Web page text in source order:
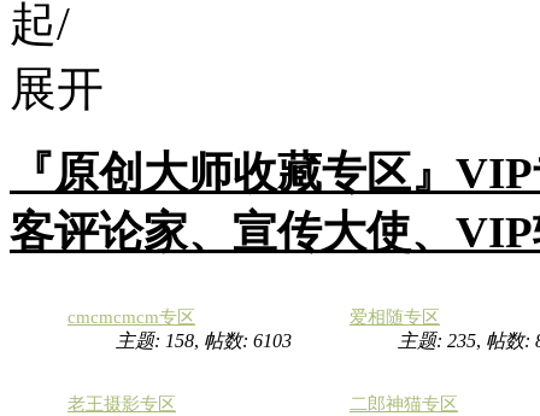
『原创大师收藏专区』
客评论家、宣传大使、
cmcmcmcm专区
主题: 158, 帖数: 6103
爱相随专区
主题: 235, 帖数:
老王摄影专区 二郎神猫专区